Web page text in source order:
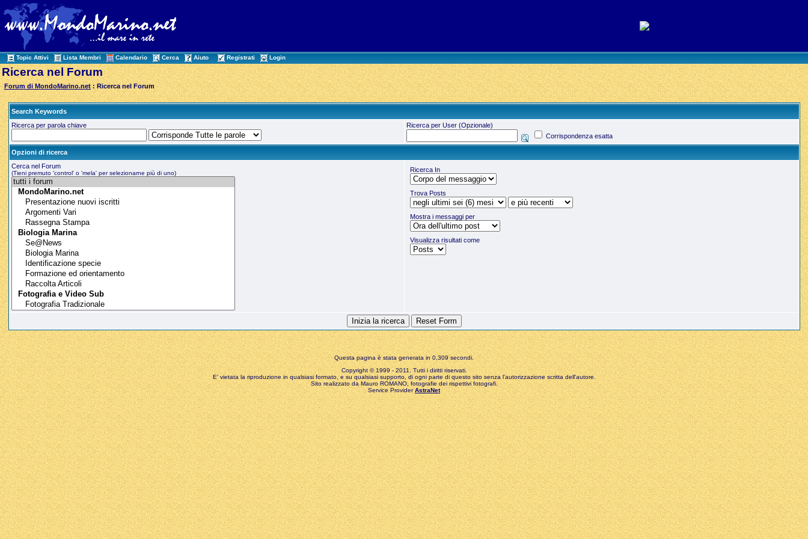
Topic Attivi Lista Membri Calendario Cerca Aiuto Registrati Login
Ricerca nel Forum
Forum di MondoMarino.net : Ricerca nel Forum
Search Keywords
Ricerca per parola chiave
Ricerca per User (Opzionale)
Corrispondenza esatta
Opzioni di ricerca
Cerca nel Forum
(Tieni premuto 'control' o 'mela' per selezionarne più di uno) Ricerca In
Trova Posts
Mostra i messaggi per
Visualizza risultati come
Questa pagina è stata generata in 0,309 secondi.
Copyright © 1999 - 2011. Tutti i diritti riservati.
E' vietata la riproduzione in qualsiasi formato, e su qualsiasi supporto, di ogni parte di questo sito senza l'autorizzazione scritta dell'autore.
Sito realizzato da Mauro ROMANO, fotografie dei rispettivi fotografi.
Service ProviderAstraNet